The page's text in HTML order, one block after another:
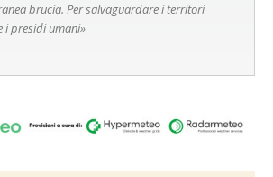
brucia. Per salvaguardare i territori
i presidi umani»